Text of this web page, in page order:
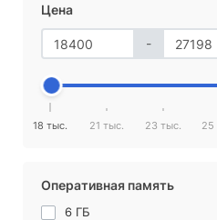
Цена
-
18 тыс. 21 тыс. 23 тыс. 25
Оперативная память
6 ГБ